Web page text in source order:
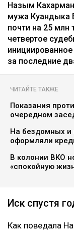
Назым
мужа Куандыка
почти на 25 млн
четвертое
за последние
ЧИТАЙТЕ ТАКЖЕ
Показания
очередном
На бездомных и
оформляли
В колонии ВКО
«спокойную
Иск спустя
Как поведала